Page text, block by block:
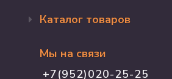
Доставка и оплата
Программа лояльности
Каталог товаров
Акции
Для кошек
Мы на связи
+7(952)020-25-25